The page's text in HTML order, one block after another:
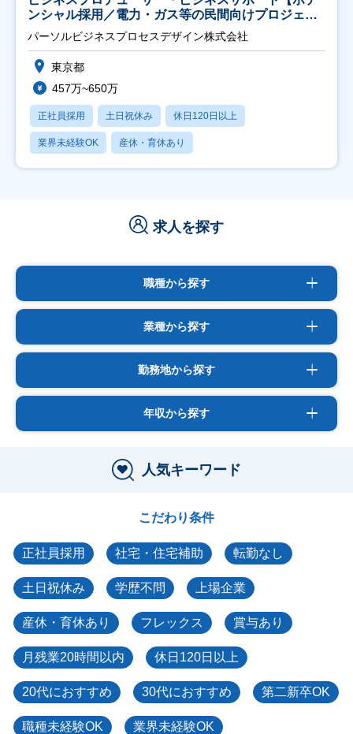
ンシャル採用／電力・ガス等の民間向けプロジェク
ト推進】
パーソルビジネスプロセスデザイン株式会社
東京都
457万~650万
正社員採用 土日祝休み 休日120日以上
業界未経験OK 産休・育休あり
求人を探す
職種から探す
業種から探す
勤務地から探す
年収から探す
人気キーワード
こだわり条件
正社員採用 社宅・住宅補助 転勤なし
土日祝休み 学歴不問 上場企業
産休・育休あり フレックス 賞与あり
月残業20時間以内 休日120日以上
20代におすすめ 30代におすすめ 第二新卒OK
職種未経験OK 業界未経験OK